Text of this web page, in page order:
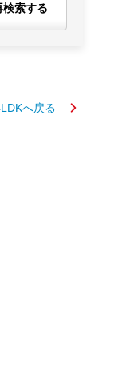
検索する
へ戻る